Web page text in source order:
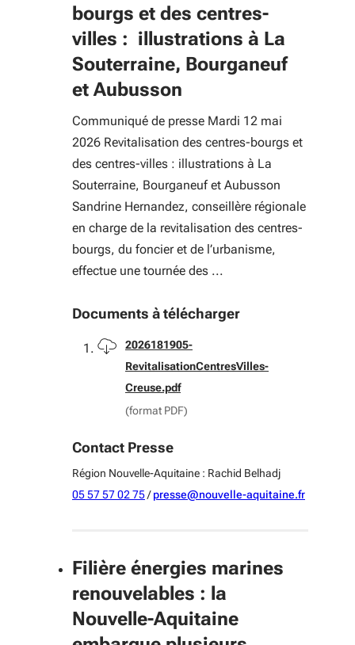
bourgs et des centres-
villes : illustrations à La
Souterraine, Bourganeuf
et Aubusson
Communiqué de presse Mardi 12 mai
2026 Revitalisation des centres-bourgs et
des centres-villes : illustrations à La
Souterraine, Bourganeuf et Aubusson
Sandrine Hernandez, conseillère régionale
en charge de la revitalisation des centres-
bourgs, du foncier et de l’urbanisme,
effectue une tournée des ...
Documents à télécharger
Télécharger
2026181905-
RevitalisationCentresVilles-
Creuse.pdf
(format PDF)
Contact Presse
Région Nouvelle-Aquitaine : Rachid Belhadj
05 57 57 02 75/presse@nouvelle-aquitaine.fr
Filière énergies marines
renouvelables : la
Nouvelle-Aquitaine